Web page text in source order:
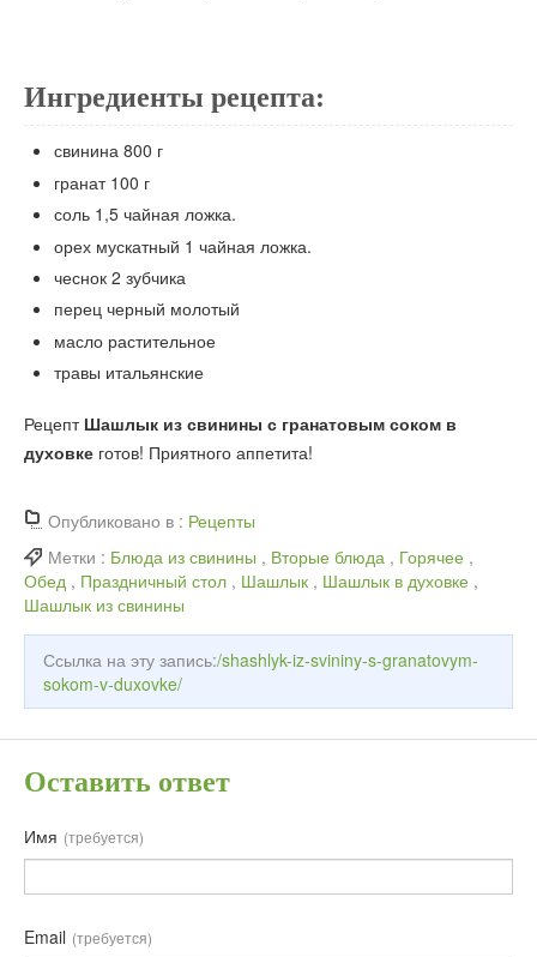
Ингредиенты рецепта:
свинина 800 г
гранат 100 г
соль 1,5 чайная ложка.
орех мускатный 1 чайная ложка.
чеснок 2 зубчика
перец черный молотый
масло растительное
травы итальянские
Рецепт Шашлык из свинины с гранатовым соком в
духовке готов! Приятного аппетита!
Опубликовано в : Рецепты
Метки : Блюда из свинины , Вторые блюда , Горячее ,
Обед , Праздничный стол , Шашлык , Шашлык в духовке ,
Шашлык из свинины
Ссылка на эту запись:/shashlyk-iz-svininy-s-granatovym-
sokom-v-duxovke/
Оставить ответ
Имя (требуется)
Email (требуется)